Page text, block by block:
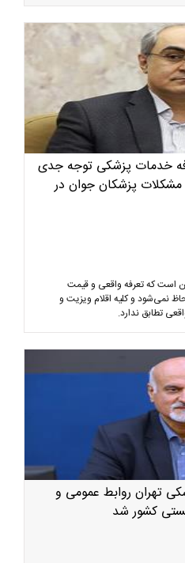
خدمات پزشکی توجه جدی
مشکلات پزشکان جوان در
است که تعرفه واقعی و قیمت
نمی‌شود و کلیه اقلام ویزیت و
تطابق ندارد.
تهران روابط عمومی و
کشور شد